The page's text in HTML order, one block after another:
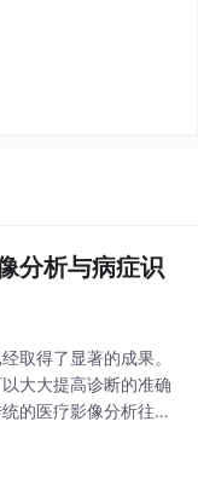
分析与病症识
取得了显著的成果。
大大提高诊断的准确
的医疗影像分析往往
术的不断进步和应用